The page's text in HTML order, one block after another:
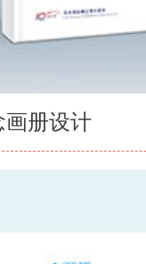
画册设计